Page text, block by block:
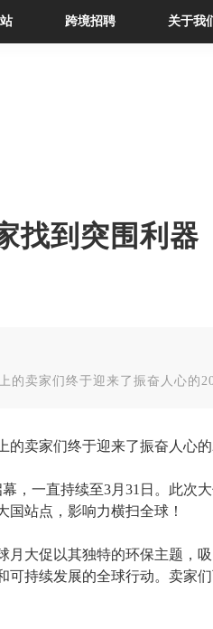
跨境招聘 关于我
找到突围利器
卖家们终于迎来了振奋人心的
的卖家们终于迎来了振奋人心的
，一直持续至3月31日。此次
站点，影响力横扫全球！
大促以其独特的环保主题，
持续发展的全球行动。卖家